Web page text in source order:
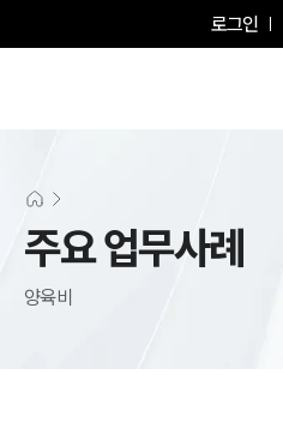
로그인
주요 업무사례
양육비